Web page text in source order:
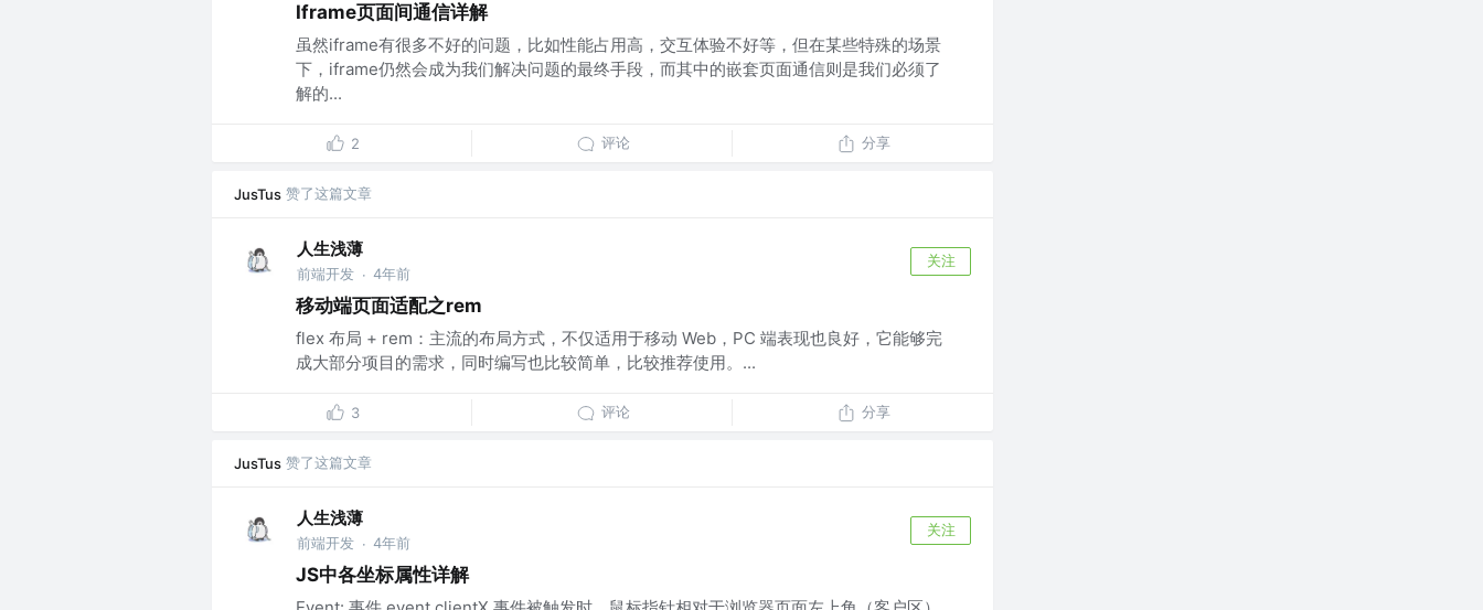
Iframe页面间通信详解
虽然iframe有很多不好的问题，比如性能占用高，交互体验不好等，但在某些特殊的场景
下，iframe仍然会成为我们解决问题的最终手段，而其中的嵌套页面通信则是我们必须了
解的...
2 评论 分享
JusTus 赞了这篇文章
人生浅薄
前端开发 · 4年前
关注
移动端页面适配之rem
flex 布局 + rem：主流的布局方式，不仅适用于移动 Web，PC 端表现也良好，它能够完
成大部分项目的需求，同时编写也比较简单，比较推荐使用。...
3 评论 分享
JusTus 赞了这篇文章
人生浅薄
前端开发 · 4年前
关注
JS中各坐标属性详解